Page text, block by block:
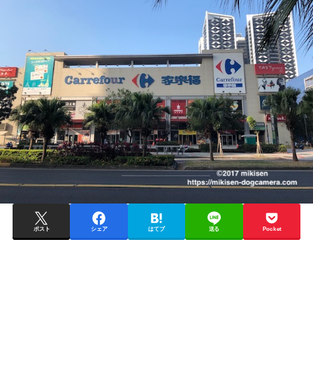
ポスト シェア はてブ 送る Pocket